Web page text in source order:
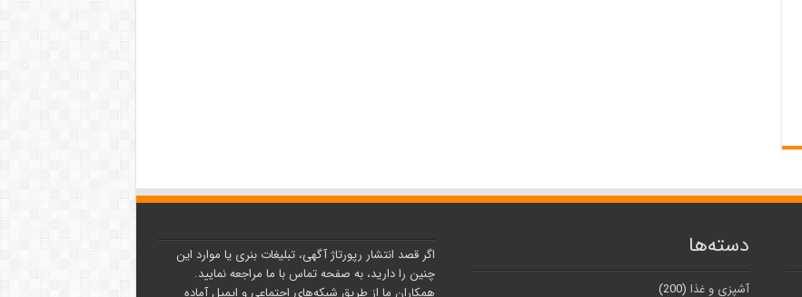
دسته‌ها
آشپزی و غذا (200)
اگر قصد انتشار رپورتاژ آگهی، تبلیغات بنری یا موارد این
چنین را دارید، به صفحه تماس با ما مراجعه نمایید.
همکاران ما از طریق شبکه‌های اجتماعی و ایمیل آماده